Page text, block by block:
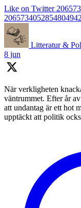
Like on Twitter
Litteratur &
8 jun
När verkligheten
väntrummet. Efter år
att undantag är ett hot
upptäckt att politik